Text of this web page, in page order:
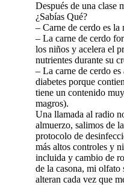
Después de una clase
¿Sabías Qué?
– Carne de cerdo es la
– La carne de cerdo
los niños y acelera el
nutrientes durante su
– La carne de cerdo es
diabetes porque
tiene un contenido
magros).
Una llamada al radio
almuerzo, salimos de
protocolo de
más altos controles y
incluida y cambio de
de la casona, mi olfato
alteran cada vez que